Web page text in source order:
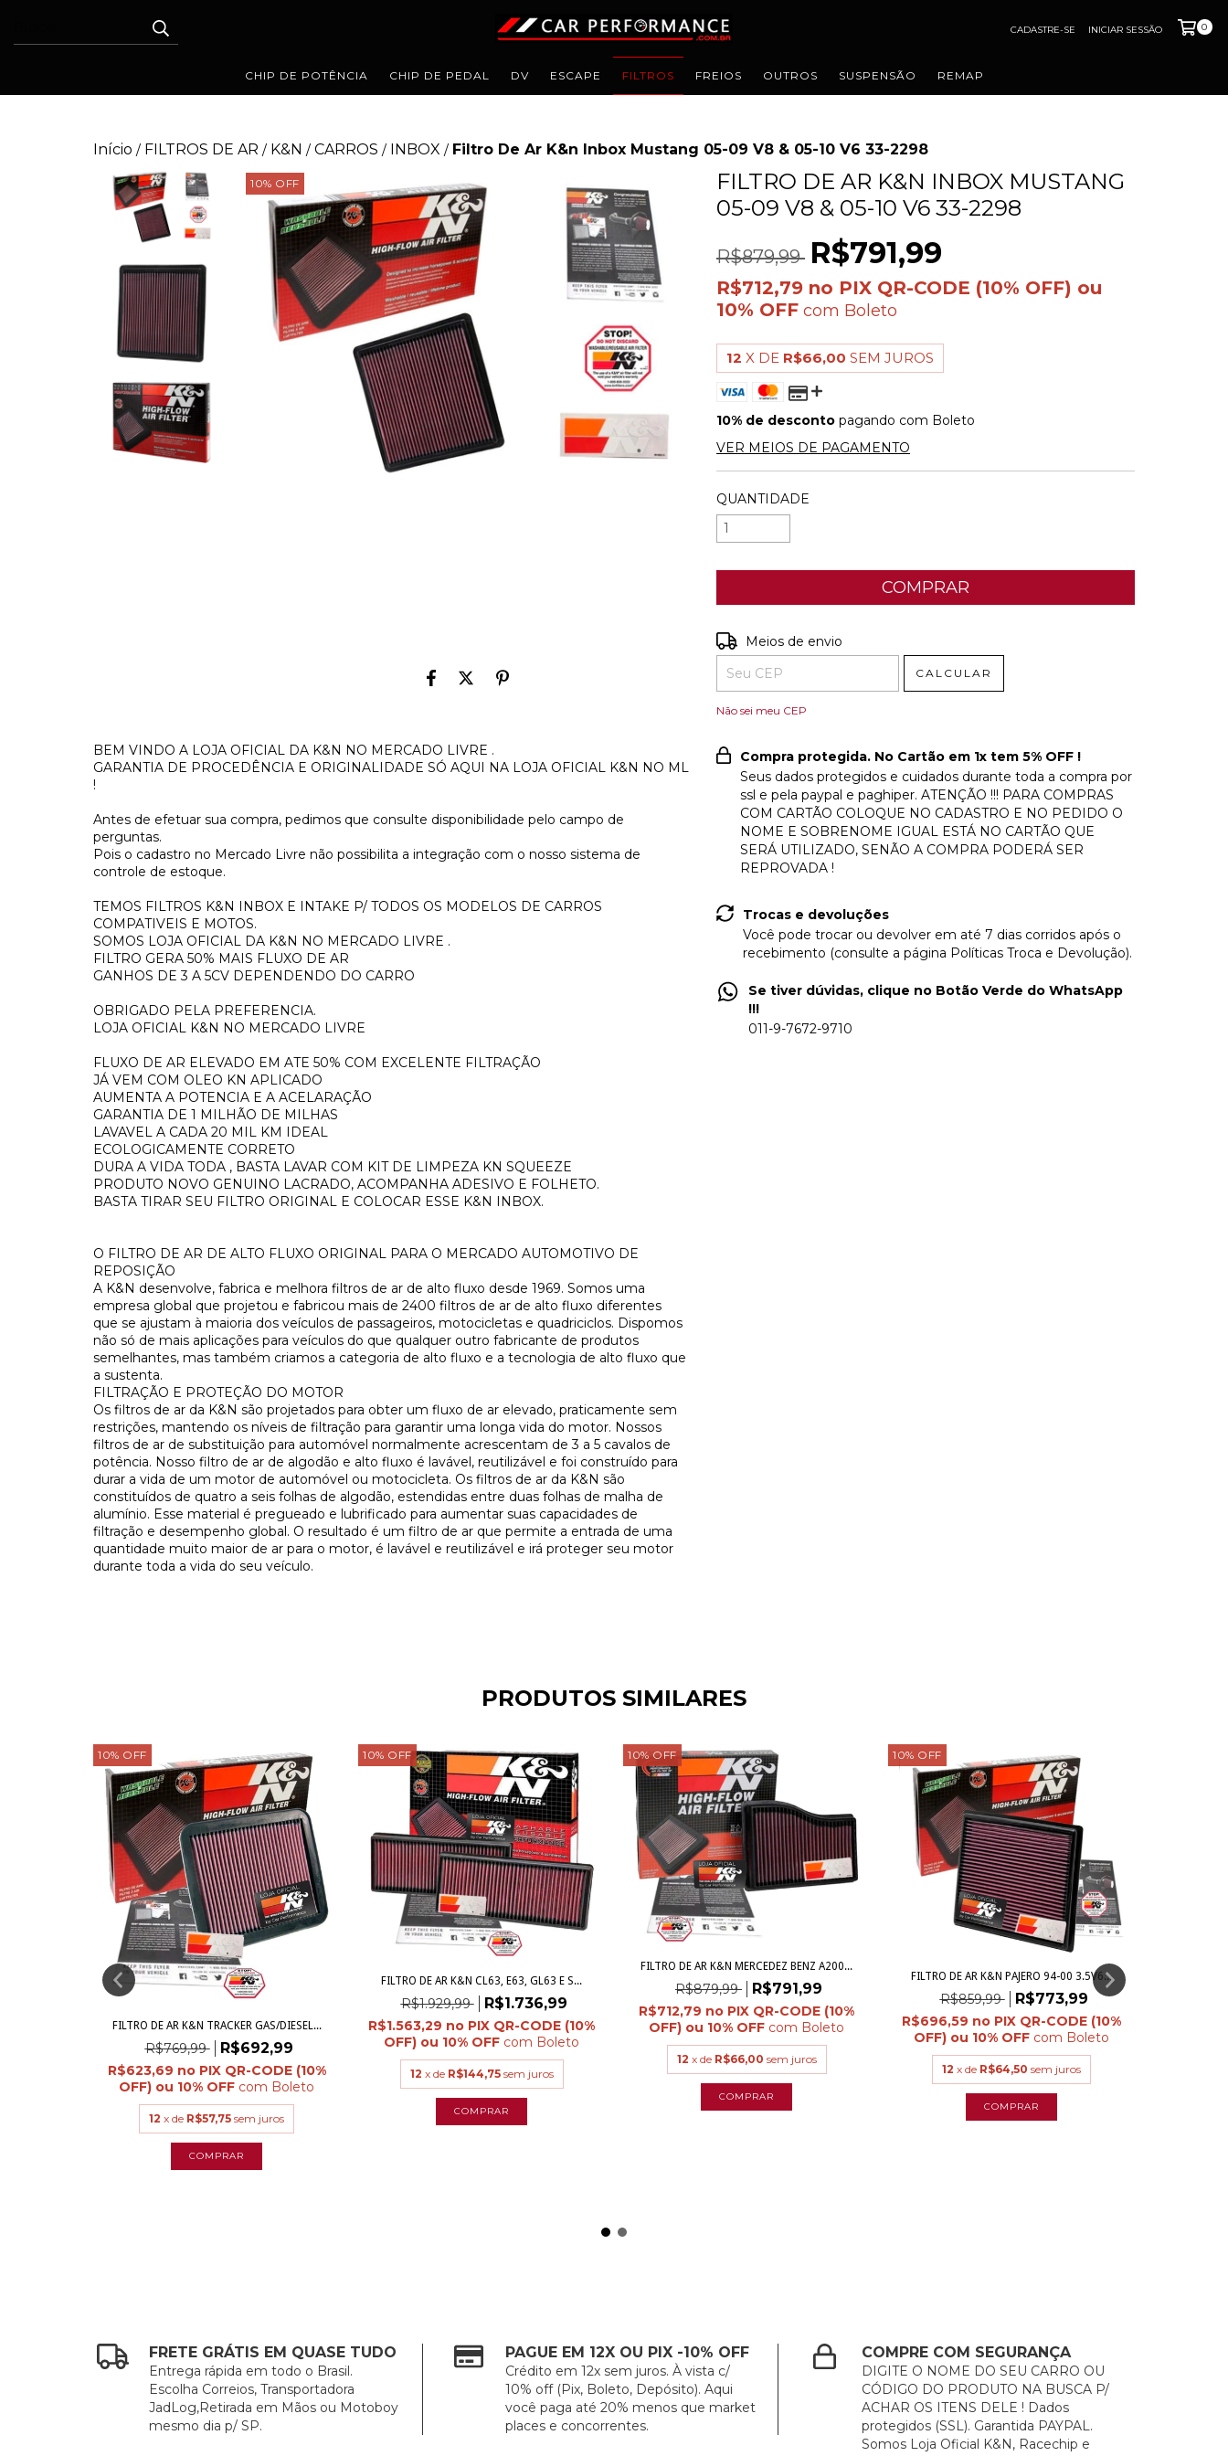
CADASTRE-SE INICIAR SESSÃO 0
CHIP DE POTÊNCIA CHIP DE PEDAL DV ESCAPE FILTROS FREIOS OUTROS SUSPENSÃO REMAP
Início / FILTROS DE AR / K&N / CARROS / INBOX / Filtro De Ar K&n Inbox Mustang 05-09 V8 & 05-10 V6 33-2298
10% OFF
BEM VINDO A LOJA OFICIAL DA K&N NO MERCADO LIVRE .
GARANTIA DE PROCEDÊNCIA E ORIGINALIDADE SÓ AQUI NA LOJA OFICIAL K&N NO ML
!
Antes de efetuar sua compra, pedimos que consulte disponibilidade pelo campo de
perguntas.
Pois o cadastro no Mercado Livre não possibilita a integração com o nosso sistema de
controle de estoque.
TEMOS FILTROS K&N INBOX E INTAKE P/ TODOS OS MODELOS DE CARROS
COMPATIVEIS E MOTOS.
SOMOS LOJA OFICIAL DA K&N NO MERCADO LIVRE .
FILTRO GERA 50% MAIS FLUXO DE AR
GANHOS DE 3 A 5CV DEPENDENDO DO CARRO
OBRIGADO PELA PREFERENCIA.
LOJA OFICIAL K&N NO MERCADO LIVRE
FLUXO DE AR ELEVADO EM ATE 50% COM EXCELENTE FILTRAÇÃO
JÁ VEM COM OLEO KN APLICADO
AUMENTA A POTENCIA E A ACELARAÇÃO
GARANTIA DE 1 MILHÃO DE MILHAS
LAVAVEL A CADA 20 MIL KM IDEAL
ECOLOGICAMENTE CORRETO
DURA A VIDA TODA , BASTA LAVAR COM KIT DE LIMPEZA KN SQUEEZE
PRODUTO NOVO GENUINO LACRADO, ACOMPANHA ADESIVO E FOLHETO.
BASTA TIRAR SEU FILTRO ORIGINAL E COLOCAR ESSE K&N INBOX.
O FILTRO DE AR DE ALTO FLUXO ORIGINAL PARA O MERCADO AUTOMOTIVO DE
REPOSIÇÃO
A K&N desenvolve, fabrica e melhora filtros de ar de alto fluxo desde 1969. Somos uma
empresa global que projetou e fabricou mais de 2400 filtros de ar de alto fluxo diferentes
que se ajustam à maioria dos veículos de passageiros, motocicletas e quadriciclos. Dispomos
não só de mais aplicações para veículos do que qualquer outro fabricante de produtos
semelhantes, mas também criamos a categoria de alto fluxo e a tecnologia de alto fluxo que
a sustenta.
FILTRAÇÃO E PROTEÇÃO DO MOTOR
Os filtros de ar da K&N são projetados para obter um fluxo de ar elevado, praticamente sem
restrições, mantendo os níveis de filtração para garantir uma longa vida do motor. Nossos
filtros de ar de substituição para automóvel normalmente acrescentam de 3 a 5 cavalos de
potência. Nosso filtro de ar de algodão e alto fluxo é lavável, reutilizável e foi construído para
durar a vida de um motor de automóvel ou motocicleta. Os filtros de ar da K&N são
constituídos de quatro a seis folhas de algodão, estendidas entre duas folhas de malha de
alumínio. Esse material é pregueado e lubrificado para aumentar suas capacidades de
filtração e desempenho global. O resultado é um filtro de ar que permite a entrada de uma
quantidade muito maior de ar para o motor, é lavável e reutilizável e irá proteger seu motor
durante toda a vida do seu veículo.
FILTRO DE AR K&N INBOX MUSTANG
05-09 V8 & 05-10 V6 33-2298
R$879,99 R$791,99
R$712,79
com Boleto
12 X DE R$66,00 SEM JUROS
10% de desconto pagando com Boleto
VER MEIOS DE PAGAMENTO
QUANTIDADE
Entregas para o CEP:
Meios de envio
CALCULAR
Não sei meu CEP
Compra protegida. No Cartão em 1x tem 5% OFF !
Seus dados protegidos e cuidados durante toda a compra por
ssl e pela paypal e paghiper. ATENÇÃO !!! PARA COMPRAS
COM CARTÃO COLOQUE NO CADASTRO E NO PEDIDO O
NOME E SOBRENOME IGUAL ESTÁ NO CARTÃO QUE
SERÁ UTILIZADO, SENÃO A COMPRA PODERÁ SER
REPROVADA !
Trocas e devoluções
Você pode trocar ou devolver em até 7 dias corridos após o
recebimento (consulte a página Políticas Troca e Devolução).
Se tiver dúvidas, clique no Botão Verde do WhatsApp
!!!
011-9-7672-9710
PRODUTOS SIMILARES
10% OFF
FILTRO DE AR K&N TRACKER GAS/DIESEL...
R$769,99 R$692,99
R$623,69
com Boleto
12 x de R$57,75 sem juros
10% OFF
FILTRO DE AR K&N CL63, E63, GL63 E S...
R$1.929,99 R$1.736,99
R$1.563,29
com Boleto
12 x de R$144,75 sem juros
10% OFF
FILTRO DE AR K&N MERCEDEZ BENZ A200...
R$879,99 R$791,99
R$712,79
com Boleto
12 x de R$66,00 sem juros
10% OFF
FILTRO DE AR K&N PAJERO 94-00 3.5V6...
R$859,99 R$773,99
R$696,59
com Boleto
12 x de R$64,50 sem juros
FRETE GRÁTIS EM QUASE TUDO
Entrega rápida em todo o Brasil.
Escolha Correios, Transportadora
JadLog,Retirada em Mãos ou Motoboy
mesmo dia p/ SP.
PAGUE EM 12X OU PIX -10% OFF
Crédito em 12x sem juros. À vista c/
10% off (Pix, Boleto, Depósito). Aqui
você paga até 20% menos que market
places e concorrentes.
COMPRE COM SEGURANÇA
DIGITE O NOME DO SEU CARRO OU
CÓDIGO DO PRODUTO NA BUSCA P/
ACHAR OS ITENS DELE ! Dados
protegidos (SSL). Garantida PAYPAL.
Somos Loja Oficial K&N, Racechip e